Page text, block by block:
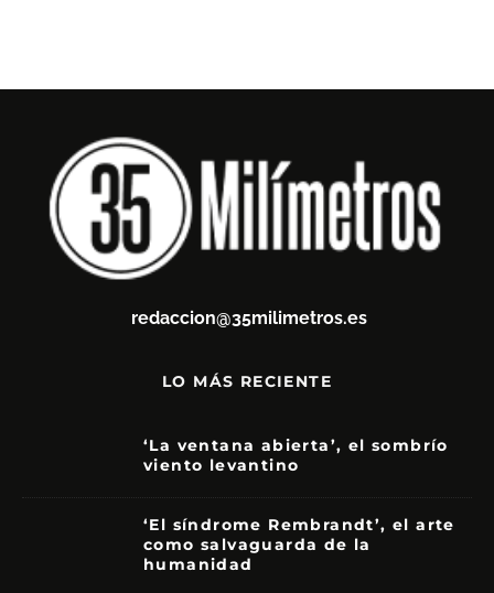
redaccion@35milimetros.es
LO MÁS RECIENTE
‘La ventana abierta’, el sombrío
viento levantino
‘El síndrome Rembrandt’, el arte
como salvaguarda de la
humanidad